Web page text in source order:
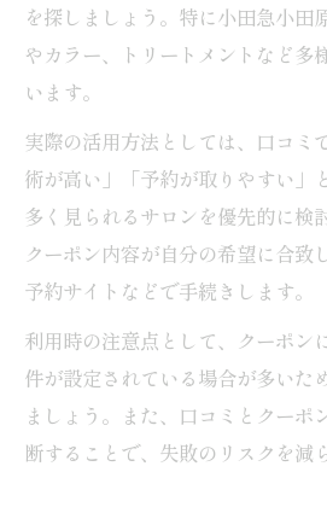
を探しましょう。特に小田急小田
やカラー、トリートメントなど多
います。
実際の活用方法としては、口コミ
術が高い」「予約が取りやすい」
多く見られるサロンを優先的に検
クーポン内容が自分の希望に合致
予約サイトなどで手続きします。
利用時の注意点として、クーポン
件が設定されている場合が多いた
ましょう。また、口コミとクーポ
断することで、失敗のリスクを減